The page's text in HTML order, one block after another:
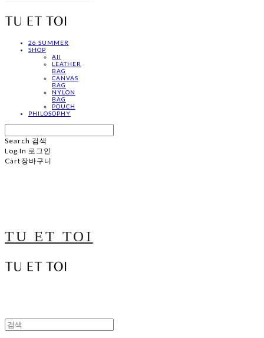
26 SUMMER
SHOP
All
LEATHER
BAG
CANVAS
BAG
NYLON
BAG
POUCH
PHILOSOPHY
Search 검색
Log In 로그인
Cart 장바구니
TU ET TOI